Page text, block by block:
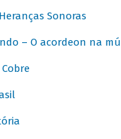
Heranças Sonoras
– O acordeon na
Cobre